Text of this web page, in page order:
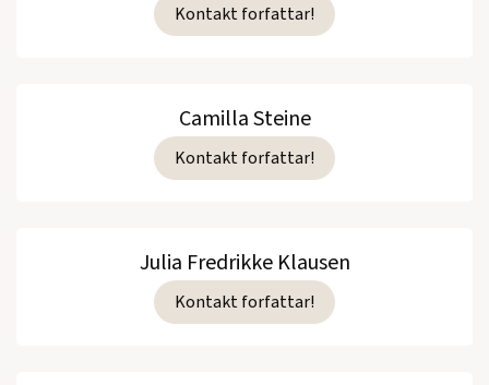
Kontakt forfattar!
Camilla Steine
Kontakt forfattar!
Julia Fredrikke Klausen
Kontakt forfattar!